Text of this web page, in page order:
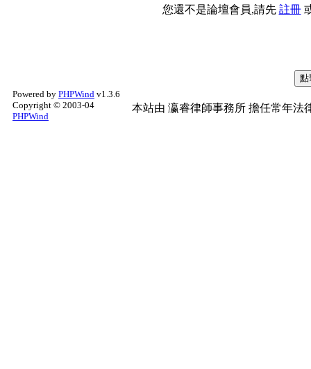
您還不是論壇會員,請先 註冊
Powered by PHPWind v1.3.6
Copyright © 2003-04
PHPWind
本站由 瀛睿律師事務所 擔任常年法